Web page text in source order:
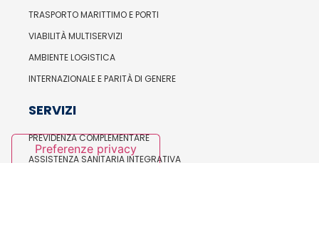
TRASPORTO MARITTIMO E PORTI
VIABILITÀ MULTISERVIZI
AMBIENTE LOGISTICA
INTERNAZIONALE E PARITÀ DI GENERE
SERVIZI
PREVIDENZA COMPLEMENTARE
ASSISTENZA SANITARIA INTEGRATIVA